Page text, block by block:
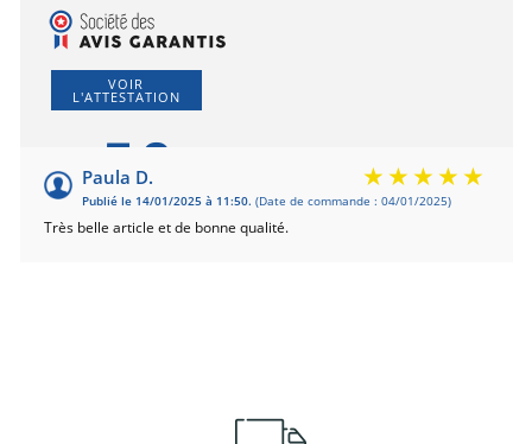
VOIR
L'ATTESTATION
5.0
Paula D.
Publié le 14/01/2025 à 11:50. (Date de commande : 04/01/2025)
Très belle article et de bonne qualité.